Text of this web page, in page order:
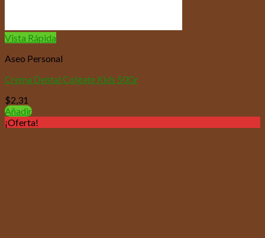
Vista Rápida
Aseo Personal
Crema Dental Colgate Kids 50Gr
$2,31
Añadir
¡Oferta!